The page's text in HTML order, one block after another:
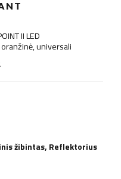
II LED
universali
žibintas, Reflektorius